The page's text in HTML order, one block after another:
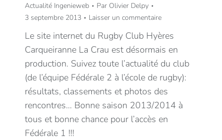
Actualité Ingenieweb Par Olivier Delpy
3 septembre 2013
Laisser un commentaire
Le site internet du Rugby Club Hyères
Carqueiranne La Crau est désormais en
production. Suivez toute l’actualité du club
(de l’équipe Fédérale 2 à l’école de rugby):
résultats, classements et photos des
rencontres… Bonne saison 2013/2014 à
tous et bonne chance pour l’accès en
Fédérale 1 !!!